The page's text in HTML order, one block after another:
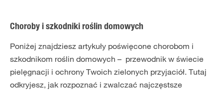
Choroby i szkodniki roślin domowych
Poniżej znajdziesz artykuły poświęcone chorobom i
szkodnikom roślin domowych – przewodnik w świecie
pielęgnacji i ochrony Twoich zielonych przyjaciół. Tutaj
odkryjesz, jak rozpoznać i zwalczać najczęstsze